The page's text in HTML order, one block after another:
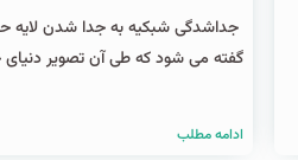
جداشدگی شبکیه به جدا شدن لایه
گفته می شود که طی آن تصویر دنیای
ادامه مطلب